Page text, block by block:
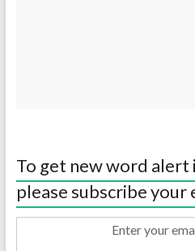
To get new word alert
please subscribe your
Enter your